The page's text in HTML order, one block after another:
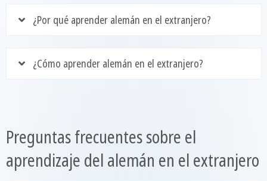
¿Por qué aprender alemán en el extranjero?
¿Cómo aprender alemán en el extranjero?
Preguntas frecuentes sobre el
aprendizaje del alemán en el extranjero